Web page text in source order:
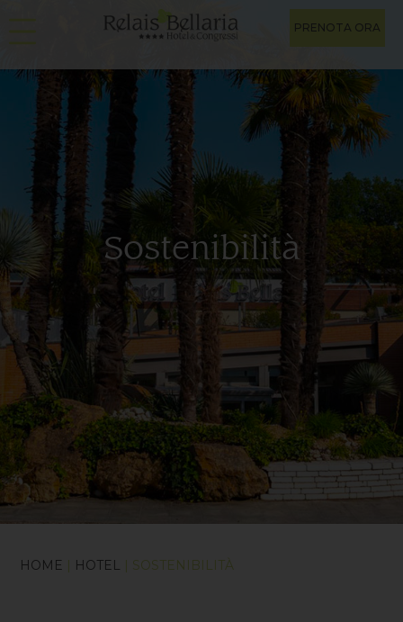
PRENOTA ORA
Sostenibilità
HOME | HOTEL | SOSTENIBILITÀ